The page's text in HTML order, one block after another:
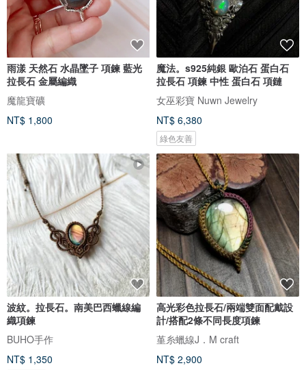
雨漾 天然石 水晶墜子 項鍊 藍光
拉長石 金屬編織
魔龍寶礦
NT$ 1,800
魔法。s925純銀 歐泊石 蛋白石
拉長石 項鍊 中性 蛋白石 項鏈
女巫彩寶 Nuwn Jewelry
NT$ 6,380
綠色友善
波紋。拉長石。南美巴西蠟線編
織項鍊
BUHO手作
NT$ 1,350
高光彩色拉長石/兩端雙面配戴設
計/搭配2條不同長度項鍊
堇糸蠟線J．M craft
NT$ 2,900